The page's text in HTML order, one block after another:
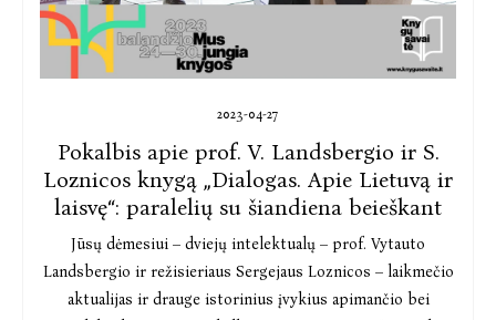
2023-04-27
Pokalbis apie prof. V. Landsbergio ir S.
Loznicos knygą „Dialogas. Apie Lietuvą ir
laisvę“: paralelių su šiandiena beieškant
Jūsų dėmesiui – dviejų intelektualų – prof. Vytauto
Landsbergio ir režisieriaus Sergejaus Loznicos – laikmečio
aktualijas ir drauge istorinius įvykius apimančio bei